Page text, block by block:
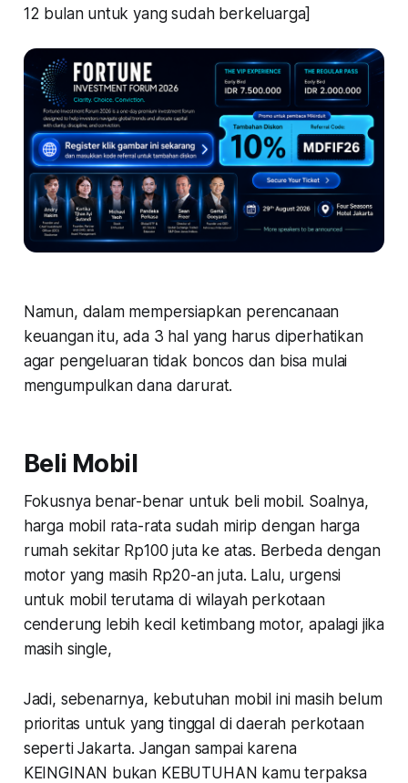
12 bulan untuk yang sudah berkeluarga]
Namun, dalam mempersiapkan perencanaan
keuangan itu, ada 3 hal yang harus diperhatikan
agar pengeluaran tidak boncos dan bisa mulai
mengumpulkan dana darurat.
Beli Mobil
Fokusnya benar-benar untuk beli mobil. Soalnya,
harga mobil rata-rata sudah mirip dengan harga
rumah sekitar Rp100 juta ke atas. Berbeda dengan
motor yang masih Rp20-an juta. Lalu, urgensi
untuk mobil terutama di wilayah perkotaan
cenderung lebih kecil ketimbang motor, apalagi jika
masih single,
Jadi, sebenarnya, kebutuhan mobil ini masih belum
prioritas untuk yang tinggal di daerah perkotaan
seperti Jakarta. Jangan sampai karena
KEINGINAN bukan KEBUTUHAN kamu terpaksa